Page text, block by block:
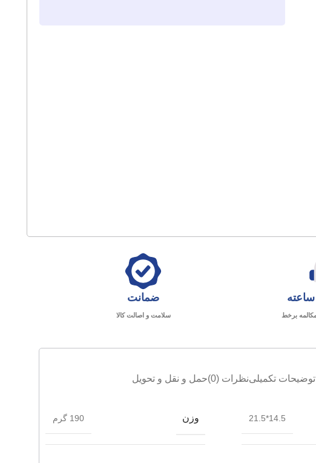
ضمانت
سلامت و اصالت کالا
توضیحات تکمیلینظرات (0) حمل و نقل و تحویل
14.5*21.5 وزن 190 گرم